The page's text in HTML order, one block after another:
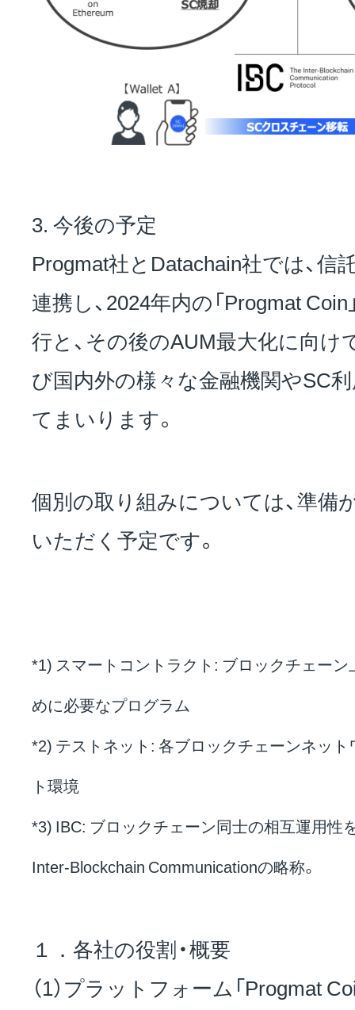
3. 今後の予定
Progmat社とDatachain社では、信
連携し、2024年内の「Progmat
行と、その後のAUM最大化に向け
び国内外の様々な金融機関やSC
てまいります。
個別の取り組みについては、準備
いただく予定です。
*1) スマートコントラクト: ブロックチェー
めに必要なプログラム
*2) テストネット: 各ブロックチェーンネット
ト環境
*3) IBC: ブロックチェーン同士の相互運用性
Inter-Blockchain Communicationの略称。
１．各社の役割・概要
（1）プラットフォーム「Progmat